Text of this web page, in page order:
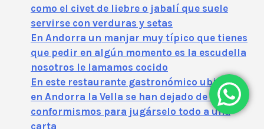
como el civet de liebre o jabalí que suele
servirse con verduras y setas
En Andorra un manjar muy típico que tienes
que pedir en algún momento es la escudella
nosotros le lamamos cocido
En este restaurante gastronómico ubicado
en Andorra la Vella se han dejado de lado los
conformismos para jugárselo todo a una
carta